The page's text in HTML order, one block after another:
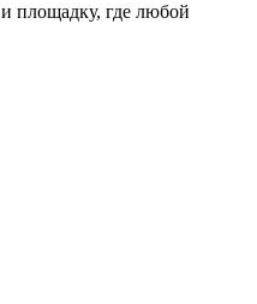
площадку, где любой